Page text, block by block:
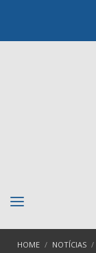
HOME NOTÍCIAS